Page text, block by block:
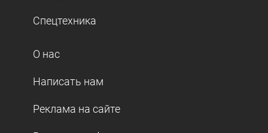
Спецтехника
О нас
Написать нам
Реклама на сайте